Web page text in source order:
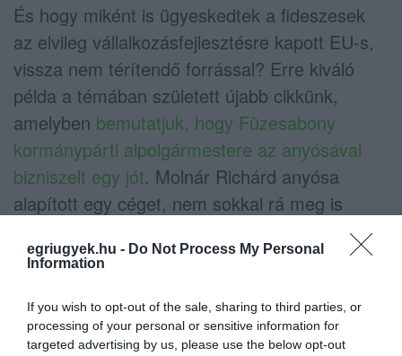
egriugyek.hu - Do Not Process My Personal
Information
If you wish to opt-out of the sale, sharing to third parties, or
processing of your personal or sensitive information for
targeted advertising by us, please use the below opt-out
És hogy miként is ügyeskedtek a fideszesek
az elvileg vállalkozásfejlesztésre kapott EU-s,
vissza nem térítendő forrással? Erre kiváló
példa a témában született újabb cikkünk,
amelyben bemutatjuk, hogy Füzesabony
kormánypárti alpolgármestere az anyósával
bizniszelt egy jót. Molnár Richárd anyósa
alapított egy céget, nem sokkal rá meg is
támogatott hitelt, majd megvette a veje házát.
hogy Molnár richárd családjával a helyiek
szerint ezt követően is a házban lakott.